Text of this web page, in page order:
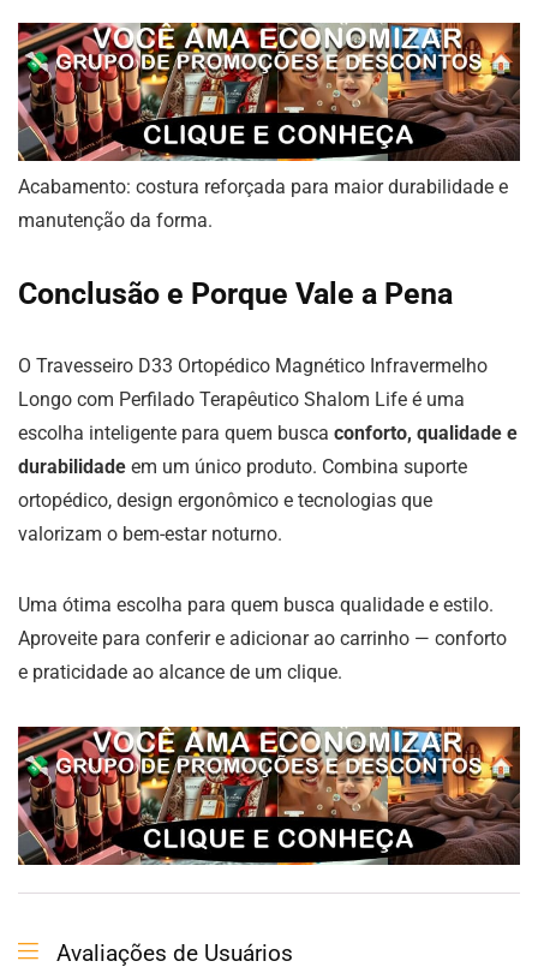
Acabamento: costura reforçada para maior durabilidade e
manutenção da forma.
Conclusão e Porque Vale a Pena
O Travesseiro D33 Ortopédico Magnético Infravermelho
Longo com Perfilado Terapêutico Shalom Life é uma
escolha inteligente para quem busca conforto, qualidade e
durabilidade em um único produto. Combina suporte
ortopédico, design ergonômico e tecnologias que
valorizam o bem-estar noturno.
Uma ótima escolha para quem busca qualidade e estilo.
Aproveite para conferir e adicionar ao carrinho — conforto
e praticidade ao alcance de um clique.
Avaliações de Usuários